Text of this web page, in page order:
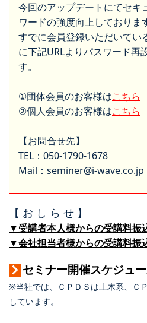
今回のアップデートにてセキ
ワードの強度向上しておりま
すでに会員登録いただいてい
に下記URLよりパスワード再
す。
①団体会員のお客様はこちら
②個人会員のお客様はこちら
【お問合せ先】
TEL：050-1790-1678
Mail：seminer@i-wave.co.jp
【 お し ら せ 】
▼受講者本人様からの受講料振
▼会社担当者様からの受講料振
セミナー開催スケジュ
※当社では、ＣＰＤＳは土木系、Ｃ
しています。